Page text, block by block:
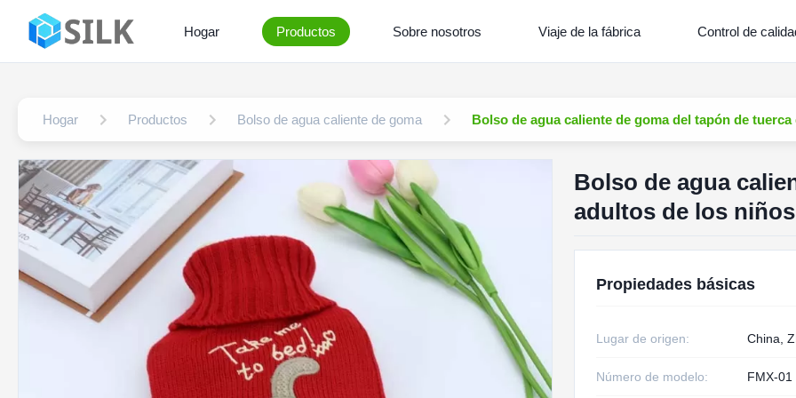
Hogar Productos Sobre nosotros Viaje de la fábrica Control de
Hogar Productos Bolso de agua caliente de goma Bolso de agua caliente de goma del tapón de
Bolso de agua
adultos de los
Propiedades básicas
Lugar de origen: China,
Número de modelo: FMX-01